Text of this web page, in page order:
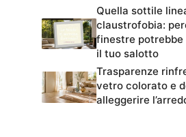
Quella sottile
claustrofobia:
finestre potrebbe
il tuo salotto
Trasparenze
vetro colorato e
alleggerire